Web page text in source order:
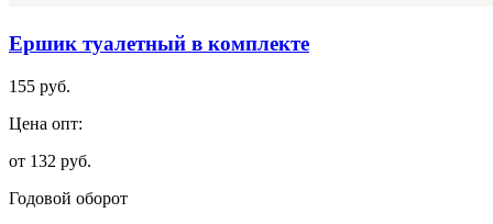
Ершик туалетный в комплекте
155 руб.
Цена опт:
от 132 руб.
Годовой оборот